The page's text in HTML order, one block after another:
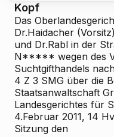
Kopf
Das
Dr.Haidacher
und Dr.Rabl in der
N***** wegen des
Suchtgifthandels
4 Z 3 SMG über die
Staatsanwaltschaft
Landesgerichtes für
4.Februar 2011, 14
Sitzung den